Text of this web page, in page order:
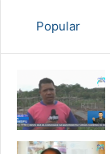
Popular